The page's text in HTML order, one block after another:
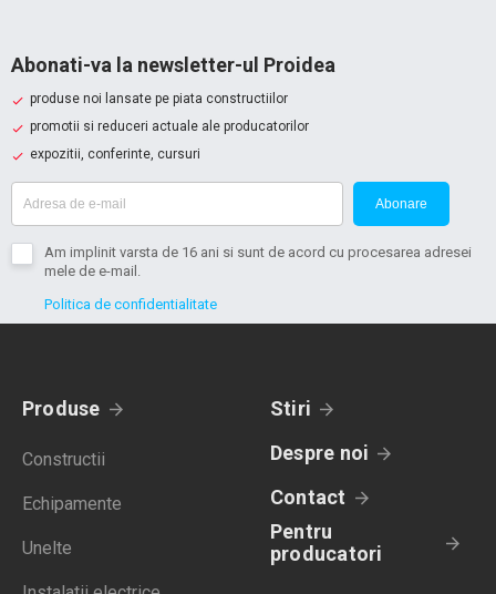
Abonati-va la newsletter-ul Proidea
produse noi lansate pe piata constructiilor
promotii si reduceri actuale ale producatorilor
expozitii, conferinte, cursuri
Abonare
Am implinit varsta de 16 ani si sunt de acord cu procesarea adresei
mele de e-mail.
Politica de confidentialitate
Produse
Constructii
Echipamente
Unelte
Stiri
Despre noi
Contact
Pentru
producatori